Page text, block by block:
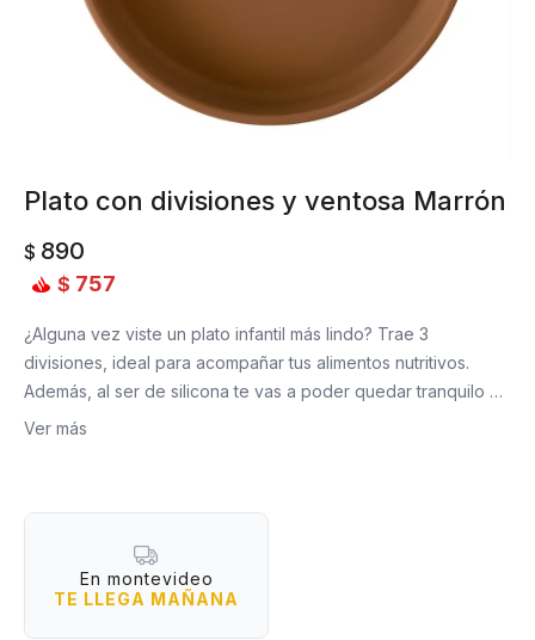
Plato con divisiones y ventosa Marrón
$ 890
$ 757
¿Alguna vez viste un plato infantil más lindo? Trae 3
divisiones, ideal para acompañar tus alimentos nutritivos.
Además, al ser de silicona te vas a poder quedar tranquilo de
que tu peque no corra ningún riesgo manipulándolo. Y, por si
Medidas: 20,5 cm de diámetro
Ver más
En montevideo
TE LLEGA MAÑANA